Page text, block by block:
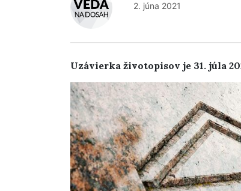
2. júna 2021
Uzávierka životopisov je 31. júla